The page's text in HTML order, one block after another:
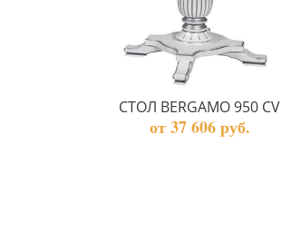
СТОЛ BERGAMO 950 CV
от 37 606 руб.